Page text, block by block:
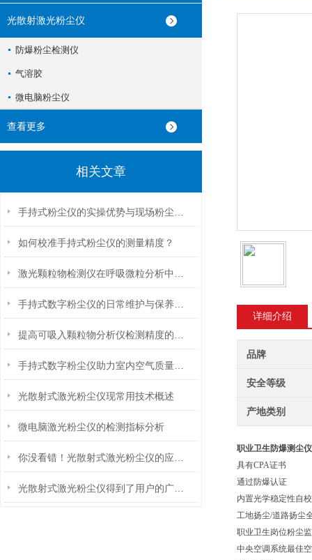
光散射激光粉尘仪
防爆粉尘检测仪
气溶胶
微电脑粉尘仪
查看更多
相关文章
如何校准手持式粉尘仪的测量精度？
光散射式激光粉尘仪现常用技术概述
微电脑激光粉尘仪的检测指标分析
详细介绍
品牌
安全等级
产地类别
职业卫生防爆测尘仪
具有CPA证书
通过防爆认证
内置光学稳定性自
工地扬尘/道路扬尘
职业卫生岗位粉尘
中央空调系统最佳